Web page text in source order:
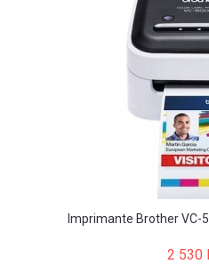
Imprimante Brother VC-
2 530